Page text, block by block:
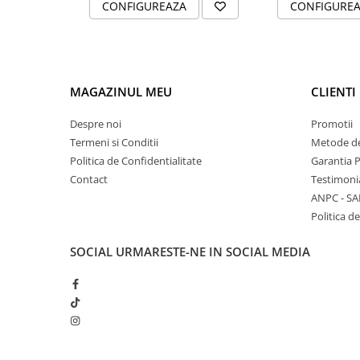
CONFIGUREAZA
MAGAZINUL MEU
Despre noi
Termeni si Conditii
Politica de Confidentialitate
Contact
CLIENTI
Promotii
Metode
Garantia
ANPC -
Politica
SOCIAL URMARESTE-NE IN SOCIAL MEDIA